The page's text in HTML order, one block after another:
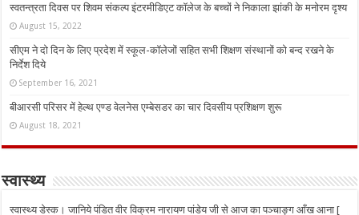
स्वतन्त्रता दिवस पर शिवम संकल्प इंटरमीडिएट कॉलेज के बच्चों ने निकाला झांकी के मनोरम दृश्य
August 15, 2022
सीएम ने दो दिन के लिए प्रदेश में स्कूल-कॉलेजों सहित सभी शिक्षण संस्थानों को बन्द रखने के
निर्देश दिये
September 16, 2021
बीआरसी परिसर में हेल्थ एण्ड वेलनेस एम्बेसडर का चार दिवसीय प्रशिक्षण शुरू
August 18, 2021
स्वास्थ्य
स्वास्थ्य डेस्क। जानिये पंडित वीर विक्रम नारायण पांडेय जी से आज का पञ्चाङ्ग आँख आना [